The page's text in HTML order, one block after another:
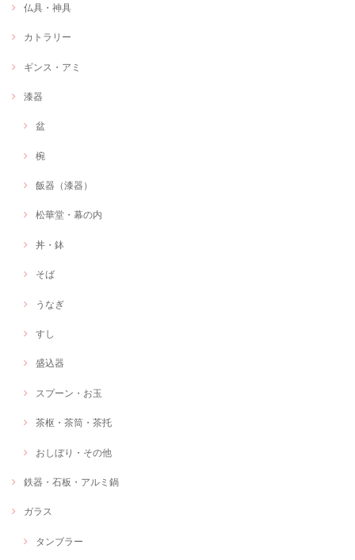
仏具・神具
カトラリー
ギンス・アミ
漆器
盆
椀
飯器（漆器）
松華堂・幕の内
丼・鉢
そば
うなぎ
すし
盛込器
スプーン・お玉
茶枢・茶筒・茶托
おしぼり・その他
鉄器・石板・アルミ鍋
ガラス
タンブラー